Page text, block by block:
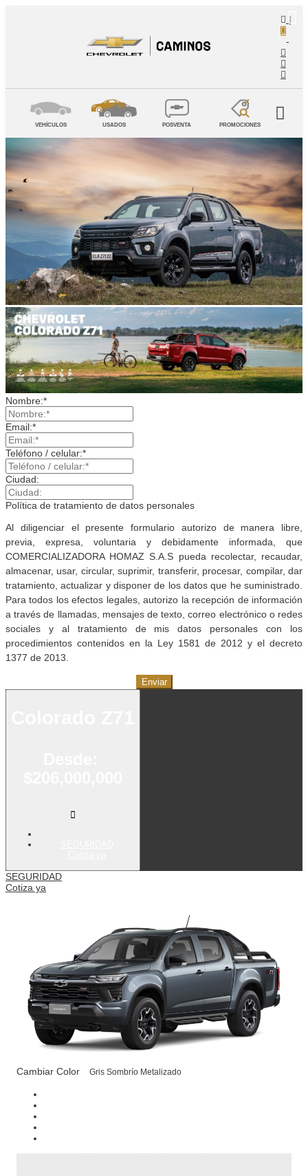
|
-
VEHÍCULOS USADOS POSVENTA PROMOCIONES
Nombre:*
Email:*
Teléfono / celular:*
Ciudad:
Política de tratamiento de datos personales
Al diligenciar el presente formulario autorizo de manera libre,
previa, expresa, voluntaria y debidamente informada, que
COMERCIALIZADORA HOMAZ S.A.S pueda recolectar, recaudar,
almacenar, usar, circular, suprimir, transferir, procesar, compilar, dar
tratamiento, actualizar y disponer de los datos que he suministrado.
Para todos los efectos legales, autorizo la recepción de información
a través de llamadas, mensajes de texto, correo electrónico o redes
sociales y al tratamiento de mis datos personales con los
procedimientos contenidos en la Ley 1581 de 2012 y el decreto
1377 de 2013.
Enviar
SEGURIDAD
Cotiza ya
Cambiar Color Gris Sombrío Metalizado